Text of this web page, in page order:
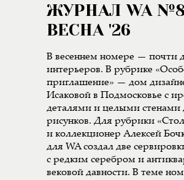
ЖУРНАЛ WA
ВЕСНА '26
В весеннем номере — почти
интерьеров. В рубрике
приглашение» — дом
Исаковой в Подмосковье с
деталями и целыми стенами
рисунков. Для рубрики
и коллекционер Алексей
для WA создал две
с редким серебром и
вековой давности. В теме